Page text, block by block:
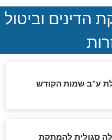
הרשב"ם התגלה
על כל השנים"